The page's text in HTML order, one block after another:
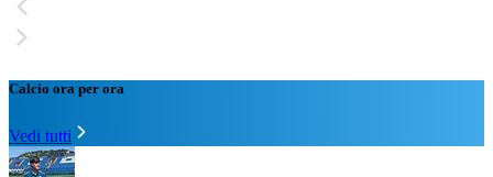
Calcio ora per ora
Vedi tutti